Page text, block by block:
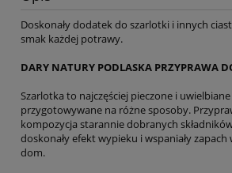
Doskonały dodatek do szarlotki i innych
smak każdej potrawy.
DARY NATURY PODLASKA PRZYPRAWA
Szarlotka to najczęściej pieczone i
przygotowywane na różne sposoby.
kompozycja starannie dobranych
doskonały efekt wypieku i wspaniały zapach
dom.